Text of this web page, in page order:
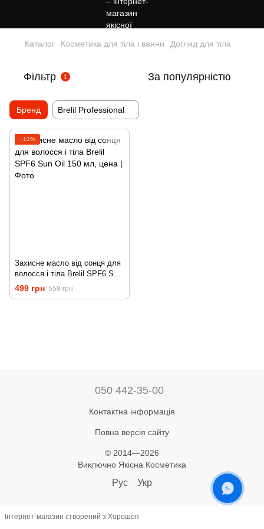
Каталог Косметика для тіла і ванни Догляд для тіла
Фільтр 1 За популярністю
Бренд Brelil Professional
−11%
Захисне масло від сонця для
волосся і тіла Brelil SPF6 Sun
Oil 150 мл
499 грн 558 грн
050 442-35-00
Контактна інформація
Повна версія сайту
© 2014—2026
Виключно Якісна Косметика
Рус Укр
Інтернет-магазин створений з Хорошоп
ОНЛАЙН ЧАТ